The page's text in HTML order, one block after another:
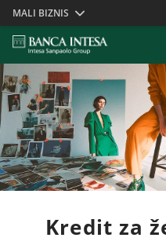
Skiplinks
MALI BIZNIS
Kredit za